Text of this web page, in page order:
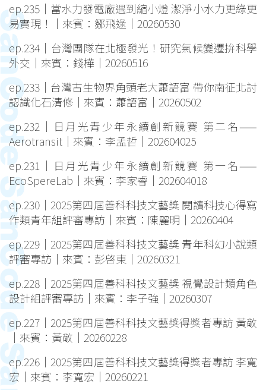
ep.235｜當水力發電廠遇到縮小燈 潔淨小水力更綠更
易實現！｜來賓：鄒飛逯｜20260530
ep.234｜台灣團隊在北極發光！研究氣候變遷拚科學
外交｜來賓：錢樺｜20260516
ep.233｜台灣古生物界角頭老大蕭語富 帶你南征北討
認識化石清修｜來賓：蕭語富｜20260502
ep.232｜日月光青少年永續創新競賽 第二名——
Aerotransit｜來賓：李孟哲｜202604025
ep.231｜日月光青少年永續創新競賽 第一名——
EcoSpereLab｜來賓：李家睿｜202604018
ep.230｜2025第四屆善科科技文藝獎 閱讀科技心得寫
作類青年組評審專訪｜來賓：陳麗明｜20260404
ep.229｜2025第四屆善科科技文藝獎 青年科幻小說類
評審專訪｜來賓：彭啓東｜20260321
ep.228｜2025第四屆善科科技文藝獎 視覺設計類角色
設計組評審專訪｜來賓：李子強｜20260307
ep.227｜2025第四屆善科科技文藝獎得獎者專訪 黃敬
｜來賓：黃敬｜20260228
ep.226｜2025第四屆善科科技文藝獎得獎者專訪 李寬
宏｜來賓：李寬宏｜20260221